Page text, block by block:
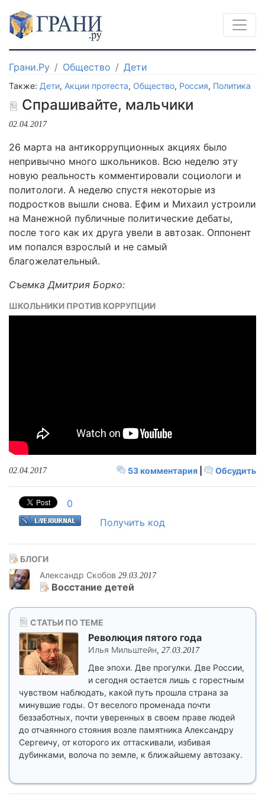
Грани.Ру Общество Дети
Также: Дети, Акции протеста, Общество, Россия, Политика
Спрашивайте, мальчики
02.04.2017
26 марта на антикоррупционных акциях было
непривычно много школьников. Всю неделю эту
новую реальность комментировали социологи и
политологи. А неделю спустя некоторые из
подростков вышли снова. Ефим и Михаил устроили
на Манежной публичные политические дебаты,
после того как их друга увели в автозак. Оппонент
им попался взрослый и не самый
благожелательный.
Съемка Дмитрия Борко:
ШКОЛЬНИКИ ПРОТИВ КОРРУПЦИИ
53 комментария Обсудить
02.04.2017
0
Получить код
БЛОГИ
Александр Скобов 29.03.2017
Восстание детей
СТАТЬИ ПО ТЕМЕ
Революция пятого года
Илья Мильштейн, 27.03.2017
Две эпохи. Две прогулки. Две России,
и сегодня остается лишь с горестным
чувством наблюдать, какой путь прошла страна за
минувшие годы. От веселого променада почти
беззаботных, почти уверенных в своем праве людей
до отчаянного стояния возле памятника Александру
Сергеичу, от которого их оттаскивали, избивая
дубинками, волоча по земле, к ближайшему автозаку.